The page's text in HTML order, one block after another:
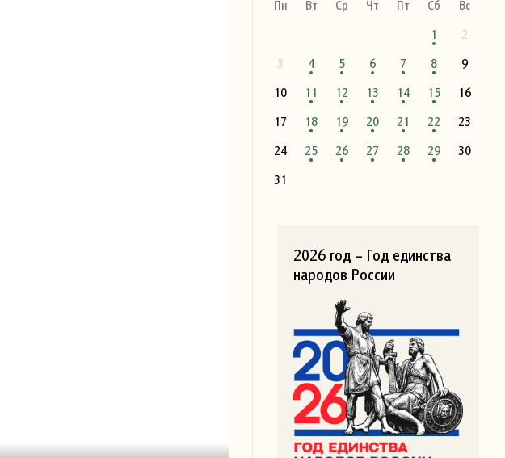
Пн
Вт Ср Чт Пт Сб
Вс
1
2
3
4 5 6 7 8
9
10
11 12 13 14 15
16
17
18 19 20 21 22
23
24
25 26 27 28 29
30
31
2026 год – Год единства
народов России